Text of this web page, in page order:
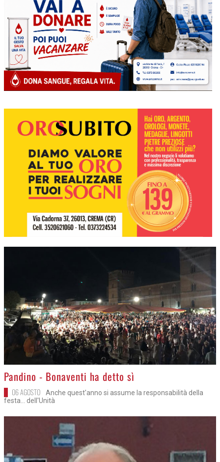
>
Pandino - Bonaventi ha detto sì
06 AGOSTO
Anche quest'anno si assume la responsabilità della
festa... dell'Unità